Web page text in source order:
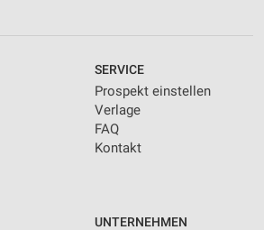
SERVICE
Prospekt einstellen
Verlage
FAQ
Kontakt
UNTERNEHMEN